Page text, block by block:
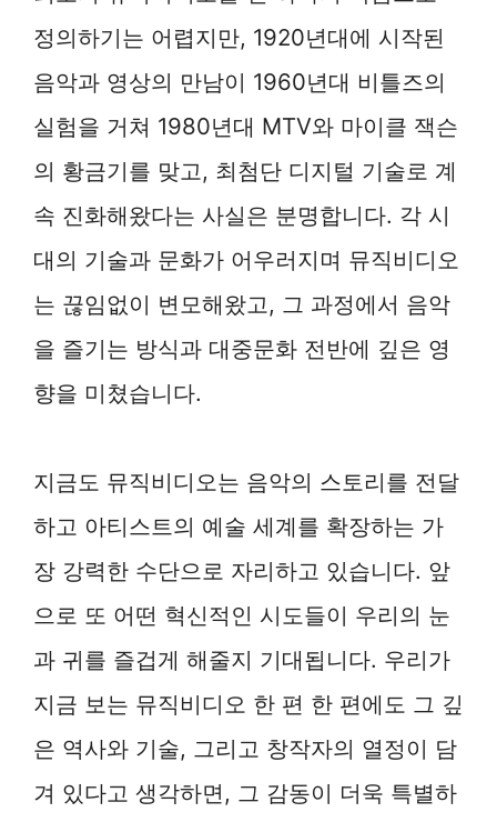
정의하기는 어렵지만, 1920년대에 시작된
음악과 영상의 만남이 1960년대 비틀즈의
실험을 거쳐 1980년대 MTV와 마이클 잭슨
의 황금기를 맞고, 최첨단 디지털 기술로 계
속 진화해왔다는 사실은 분명합니다. 각 시
대의 기술과 문화가 어우러지며 뮤직비디오
는 끊임없이 변모해왔고, 그 과정에서 음악
을 즐기는 방식과 대중문화 전반에 깊은 영
향을 미쳤습니다.
지금도 뮤직비디오는 음악의 스토리를 전달
하고 아티스트의 예술 세계를 확장하는 가
장 강력한 수단으로 자리하고 있습니다. 앞
으로 또 어떤 혁신적인 시도들이 우리의 눈
과 귀를 즐겁게 해줄지 기대됩니다. 우리가
지금 보는 뮤직비디오 한 편 한 편에도 그 깊
은 역사와 기술, 그리고 창작자의 열정이 담
겨 있다고 생각하면, 그 감동이 더욱 특별하